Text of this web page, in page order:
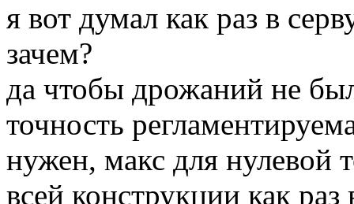
я вот думал как раз в
зачем?
да чтобы дрожаний не
точность
нужен, макс для нулевой
всей конструкции как